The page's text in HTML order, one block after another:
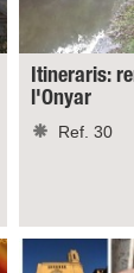
Itineraris:
l'Onyar
Ref. 30